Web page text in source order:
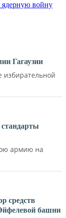
войну
Гагаузии
армию на
средств
башни